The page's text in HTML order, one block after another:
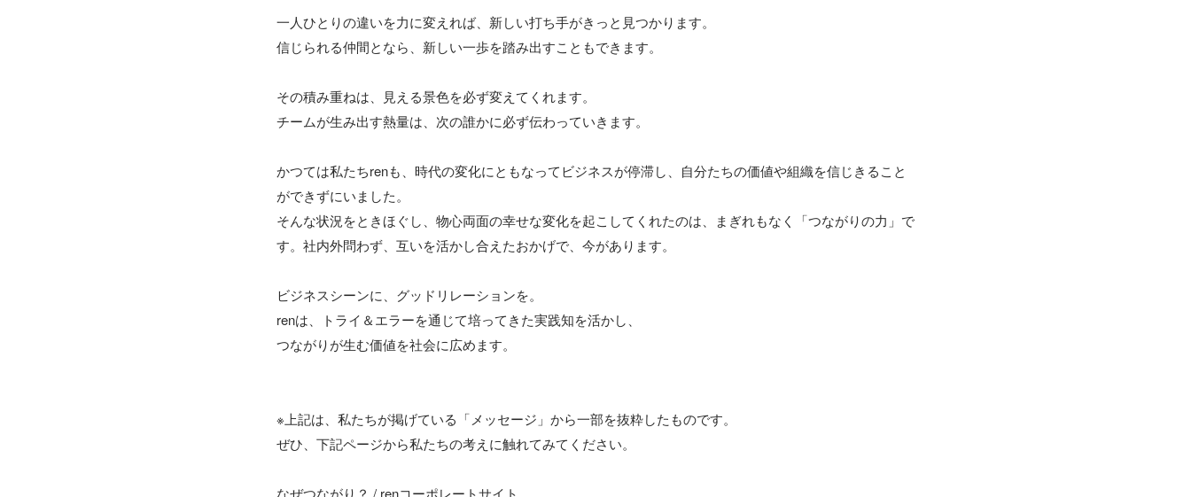
一人ひとりの違いを力に変えれば、新しい打ち手がきっと見つかります。
信じられる仲間となら、新しい一歩を踏み出すこともできます。
その積み重ねは、見える景色を必ず変えてくれます。
チームが生み出す熱量は、次の誰かに必ず伝わっていきます。
かつては私たちrenも、時代の変化にともなってビジネスが停滞し、自分たちの価値や組織を信じきること
ができずにいました。
そんな状況をときほぐし、物心両面の幸せな変化を起こしてくれたのは、まぎれもなく「つながりの力」で
す。社内外問わず、互いを活かし合えたおかげで、今があります。
ビジネスシーンに、グッドリレーションを。
renは、トライ＆エラーを通じて培ってきた実践知を活かし、
つながりが生む価値を社会に広めます。
※上記は、私たちが掲げている「メッセージ」から一部を抜粋したものです。
ぜひ、下記ページから私たちの考えに触れてみてください。